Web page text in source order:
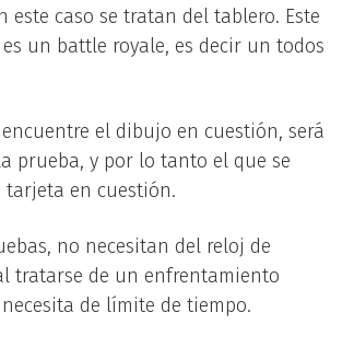
este caso se tratan del tablero. Este
un battle royale, es decir un todos
el dibujo en cuestión, será
prueba, y por lo tanto el que se
tarjeta en cuestión.
no necesitan del reloj de
tratarse de un enfrentamiento
de límite de tiempo.